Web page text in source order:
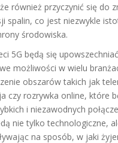
również przyczynić się do
spalin, co jest niezwykle
środowiska.
5G będą się
możliwości w wielu
obszarów takich jak
czy rozrywka online, które
i niezawodnych
nie tylko technologiczne,
na sposób, w jaki